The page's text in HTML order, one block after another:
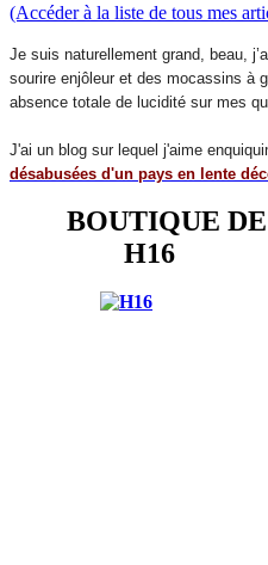
(Accéder à la liste de tous mes
Je suis naturellement grand, beau,
sourire enjôleur et des mocassins à
absence totale de lucidité sur mes
J'ai un blog sur lequel j'aime
désabusées d'un pays en lente
BOUTIQUE DE
H16